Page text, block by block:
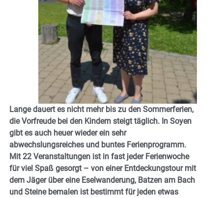
Lange dauert es nicht mehr bis zu den Sommerferien,
die Vorfreude bei den Kindern steigt täglich. In Soyen
gibt es auch heuer wieder ein sehr
abwechslungsreiches und buntes Ferienprogramm.
Mit 22 Veranstaltungen ist in fast jeder Ferienwoche
für viel Spaß gesorgt – von einer Entdeckungstour mit
dem Jäger über eine Eselwanderung, Batzen am Bach
und Steine bemalen ist bestimmt für jeden etwas